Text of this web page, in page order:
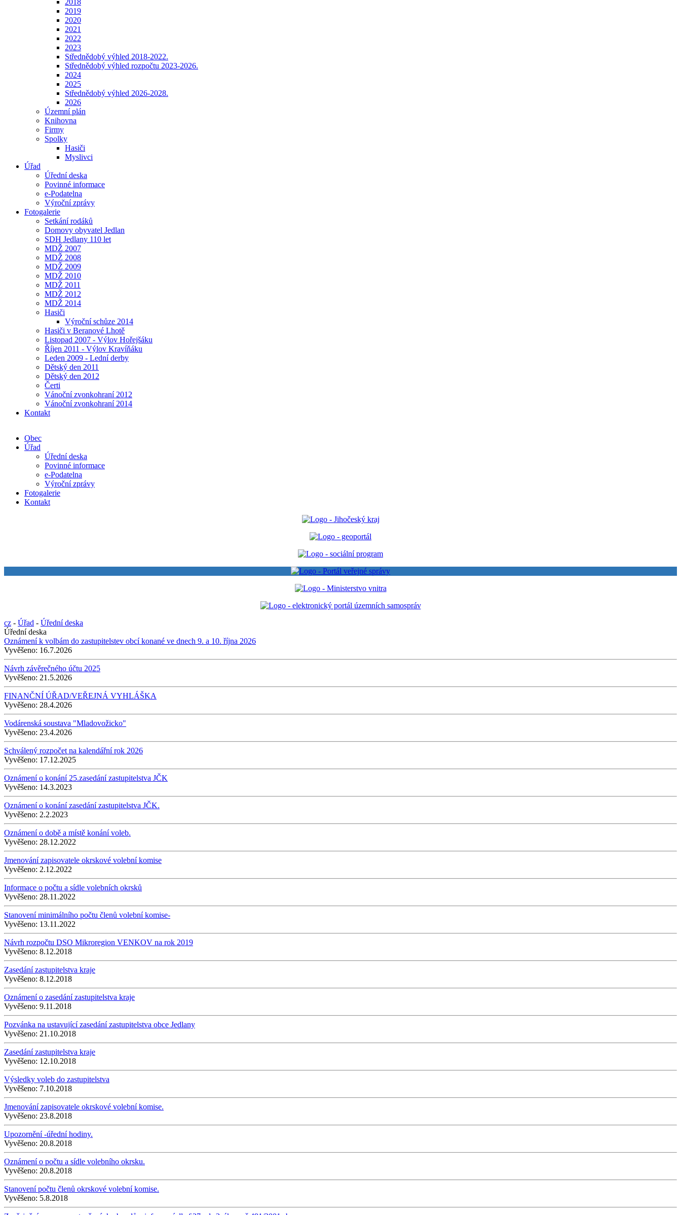
2018
2019
2020
2021
2022
2023
Střednědobý výhled 2018-2022.
Střednědobý výhled rozpočtu 2023-2026.
2024
2025
Střednědobý výhled 2026-2028.
2026
Územní plán
Knihovna
Firmy
Spolky
Hasiči
Myslivci
Úřad
Úřední deska
Povinné informace
e-Podatelna
Výroční zprávy
Fotogalerie
Setkání rodáků
Domovy obyvatel Jedlan
SDH Jedlany 110 let
MDŽ 2007
MDŽ 2008
MDŽ 2009
MDŽ 2010
MDŽ 2011
MDŽ 2012
MDŽ 2014
Hasiči
Výroční schůze 2014
Hasiči v Beranové Lhotě
Listopad 2007 - Výlov Hořejšáku
Říjen 2011 - Výlov Kravíňáku
Leden 2009 - Lední derby
Dětský den 2011
Dětský den 2012
Čerti
Vánoční zvonkohraní 2012
Vánoční zvonkohraní 2014
Kontakt
Obec
Úřad
Úřední deska
Povinné informace
e-Podatelna
Výroční zprávy
Fotogalerie
Kontakt
cz - Úřad - Úřední deska
Úřední deska
Oznámení k volbám do zastupitelstev obcí konané ve dnech 9. a 10. října 2026
Vyvěšeno: 16.7.2026
Návrh závěrečného účtu 2025
Vyvěšeno: 21.5.2026
FINANČNÍ ÚŘAD/VEŘEJNÁ VYHLÁŠKA
Vyvěšeno: 28.4.2026
Vodárenská soustava "Mladovožicko"
Vyvěšeno: 23.4.2026
Schválený rozpočet na kalendářní rok 2026
Vyvěšeno: 17.12.2025
Oznámení o konání 25.zasedání zastupitelstva JČK
Vyvěšeno: 14.3.2023
Oznámení o konání zasedání zastupitelstva JČK.
Vyvěšeno: 2.2.2023
Oznámení o době a místě konání voleb.
Vyvěšeno: 28.12.2022
Jmenování zapisovatele okrskové volební komise
Vyvěšeno: 2.12.2022
Informace o počtu a sídle volebních okrsků
Vyvěšeno: 28.11.2022
Stanovení minimálního počtu členů volební komise-
Vyvěšeno: 13.11.2022
Návrh rozpočtu DSO Mikroregion VENKOV na rok 2019
Vyvěšeno: 8.12.2018
Zasedání zastupitelstva kraje
Vyvěšeno: 8.12.2018
Oznámení o zasedání zastupitelstva kraje
Vyvěšeno: 9.11.2018
Pozvánka na ustavující zasedání zastupitelstva obce Jedlany
Vyvěšeno: 21.10.2018
Zasedání zastupitelstva kraje
Vyvěšeno: 12.10.2018
Výsledky voleb do zastupitelstva
Vyvěšeno: 7.10.2018
Jmenování zapisovatele okrskové volební komise.
Vyvěšeno: 23.8.2018
Upozornění -úřední hodiny.
Vyvěšeno: 20.8.2018
Oznámení o počtu a sídle volebního okrsku.
Vyvěšeno: 20.8.2018
Stanovení počtu členů okrskové volební komise.
Vyvěšeno: 5.8.2018